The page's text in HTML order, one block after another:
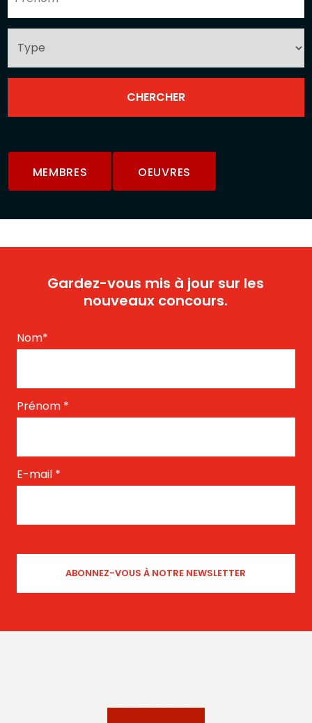
MEMBRES OEUVRES
Gardez-vous mis à jour sur les
nouveaux concours.
Nom*
Prénom *
E-mail *